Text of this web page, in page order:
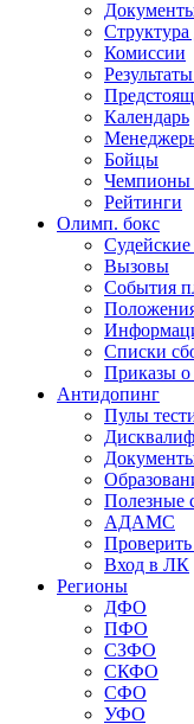
Структура
Комиссии
Календарь
Бойцы
Чемпионы
Рейтинги
Олимп. бокс
Вызовы
События
Списки
Приказы
Антидопинг
Пулы
Полезные
АДАМС
Проверить
Вход в ЛК
Регионы
ДФО
ПФО
СЗФО
СКФО
СФО
УФО